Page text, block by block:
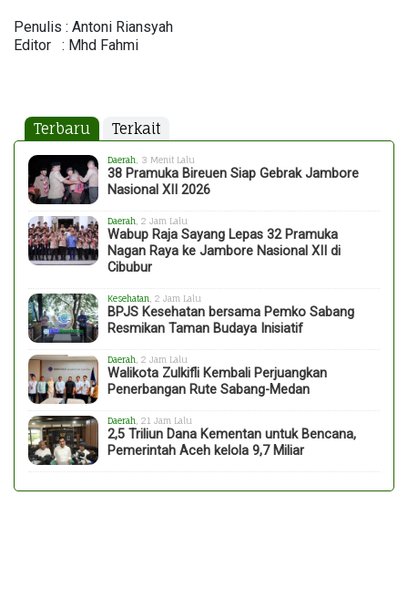
Penulis : Antoni Riansyah
Editor : Mhd Fahmi
Terbaru Terkait
Daerah , 3 Menit Lalu
38 Pramuka Bireuen Siap Gebrak Jambore
Nasional XII 2026
Daerah , 2 Jam Lalu
Wabup Raja Sayang Lepas 32 Pramuka
Nagan Raya ke Jambore Nasional XII di
Cibubur
Kesehatan , 2 Jam Lalu
BPJS Kesehatan bersama Pemko Sabang
Resmikan Taman Budaya Inisiatif
Daerah , 2 Jam Lalu
Walikota Zulkifli Kembali Perjuangkan
Penerbangan Rute Sabang-Medan
Daerah , 21 Jam Lalu
2,5 Triliun Dana Kementan untuk Bencana,
Pemerintah Aceh kelola 9,7 Miliar